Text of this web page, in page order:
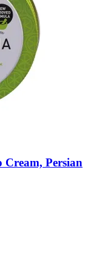
Cream, Persian